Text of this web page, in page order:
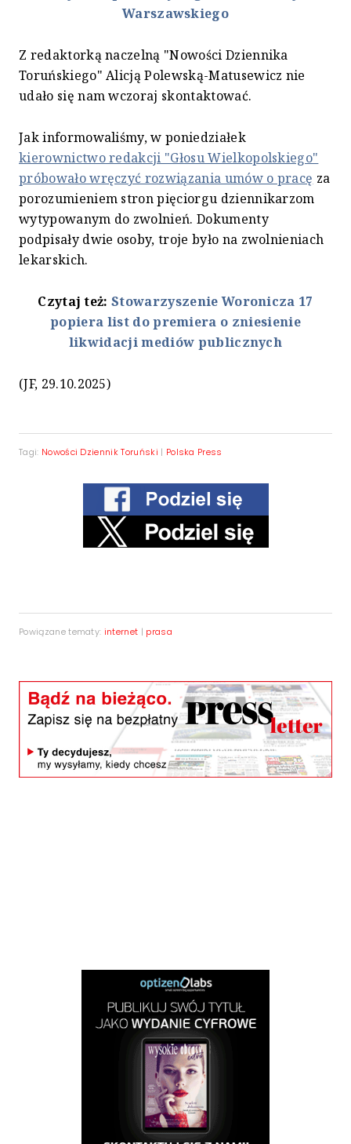
Warszawskiego
Z redaktorką naczelną "Nowości Dziennika
Toruńskiego" Alicją Polewską-Matusewicz nie
udało się nam wczoraj skontaktować.
Jak informowaliśmy, w poniedziałek
kierownictwo redakcji "Głosu Wielkopolskiego"
próbowało wręczyć rozwiązania umów o pracę za
porozumieniem stron pięciorgu dziennikarzom
wytypowanym do zwolnień. Dokumenty
podpisały dwie osoby, troje było na zwolnieniach
lekarskich.
Czytaj też:Stowarzyszenie Woronicza 17
popiera list do premiera o zniesienie
likwidacji mediów publicznych
(JF, 29.10.2025)
Tagi: Nowości Dziennik Toruński | Polska Press
Powiązane tematy: internet | prasa